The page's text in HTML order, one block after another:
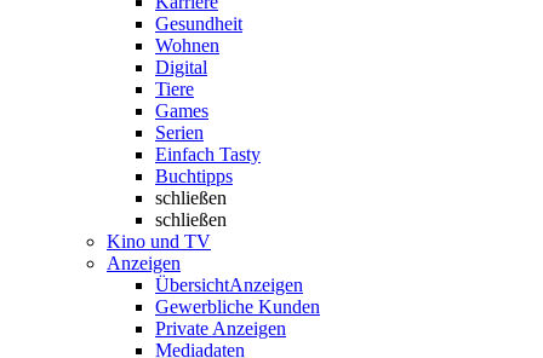
Gesundheit
Wohnen
Digital
Tiere
Games
Serien
Einfach Tasty
Buchtipps
schließen
schließen
Kino und TV
Anzeigen
ÜbersichtAnzeigen
Gewerbliche Kunden
Private Anzeigen
Mediadaten